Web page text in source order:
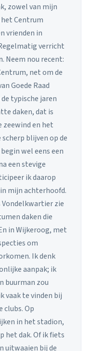
zowel van mijn
Centrum
vrienden in
verricht
Neem nou recent:
net om de
Goede Raad
typische jaren
daken, dat is
en het
blijven op de
wel eens een
een stevige
ik daarop
mijn achterhoofd.
Vondelkwartier zie
daken die
in Wijkeroog, met
om
Ik denk
aanpak; ik
buurman zou
vaak te vinden bij
clubs. Op
in het stadion,
het dak. Of ik fiets
uitwaaien bij de